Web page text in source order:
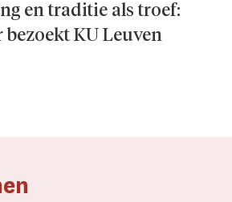
en traditie als troef:
bezoekt KU Leuven